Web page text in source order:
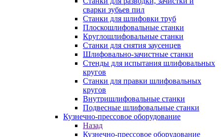
сварки зубьев пил
Станки для шлифовки труб
Плоскошлифовальные станки
Круглошлифовальные станки
Станки для снятия заусенцев
Шлифовально-зачистные станки
Стенды для испытания шлифовальных
кругов
Станки для правки шлифовальных
кругов
Внутришлифовальные станки
Подвесные шлифовальные станки
Кузнечно-прессовое оборудование
Назад
Кузнечно-прессовое оборудование